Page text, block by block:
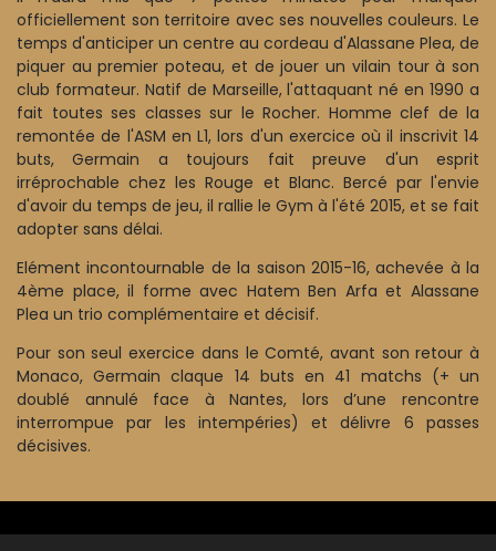
officiellement son territoire avec ses nouvelles couleurs. Le
temps d'anticiper un centre au cordeau d'Alassane Plea, de
piquer au premier poteau, et de jouer un vilain tour à son
club formateur. Natif de Marseille, l'attaquant né en 1990 a
fait toutes ses classes sur le Rocher. Homme clef de la
remontée de l'ASM en L1, lors d'un exercice où il inscrivit 14
buts, Germain a toujours fait preuve d'un esprit
irréprochable chez les Rouge et Blanc. Bercé par l'envie
d'avoir du temps de jeu, il rallie le Gym à l'été 2015, et se fait
adopter sans délai.
Elément incontournable de la saison 2015-16, achevée à la
4ème place, il forme avec Hatem Ben Arfa et Alassane
Plea un trio complémentaire et décisif.
Pour son seul exercice dans le Comté, avant son retour à
Monaco, Germain claque 14 buts en 41 matchs (+ un
doublé annulé face à Nantes, lors d’une rencontre
interrompue par les intempéries) et délivre 6 passes
décisives.